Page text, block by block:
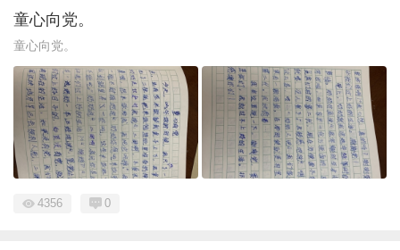
童心向党。
童心向党。
4356 0